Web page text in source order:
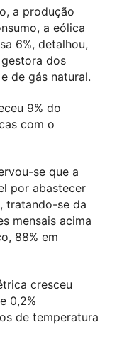
a produção
a eólica
6%, detalhou,
dos
de gás natural.
9% do
com o
se que a
por abastecer
tratando-se da
mensais acima
88% em
cresceu
0,2%
de temperatura